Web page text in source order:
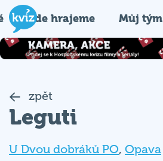
Kde hrajeme Můj tým
zpět
Leguti
U Dvou dobráků PO, Opava